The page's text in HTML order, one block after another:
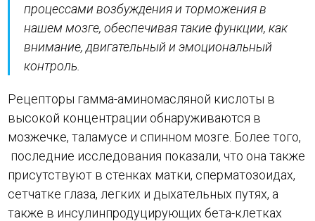
процессами возбуждения и торможения в
нашем мозге, обеспечивая такие функции, как
внимание, двигательный и эмоциональный
контроль.
Рецепторы гамма-аминомасляной кислоты в
высокой концентрации обнаруживаются в
мозжечке, таламусе и спинном мозге. Более того,
последние исследования показали, что она также
присутствуют в стенках матки, сперматозоидах,
сетчатке глаза, легких и дыхательных путях, а
также в инсулинпродуцирующих бета-клетках